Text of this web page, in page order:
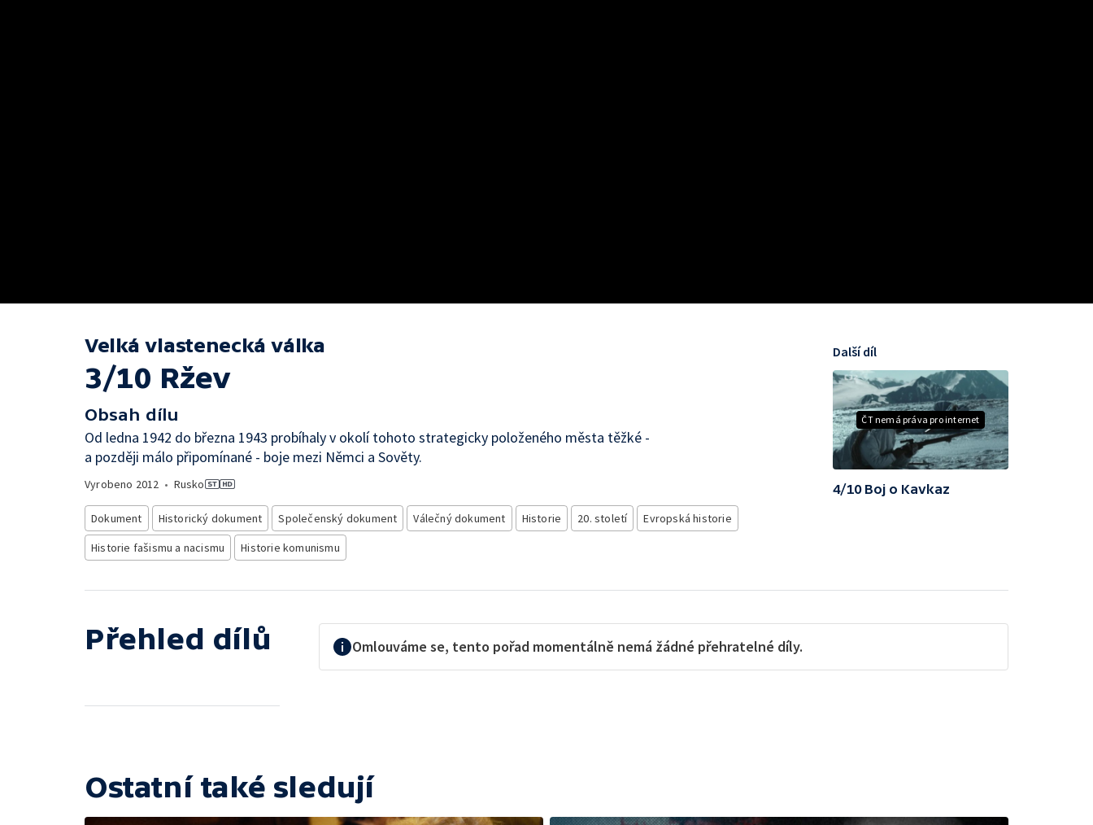
Velká vlastenecká válka
3/10 Ržev
Obsah dílu
Od ledna 1942 do března 1943 probíhaly v okolí tohoto strategicky položeného města těžké -
a později málo připomínané - boje mezi Němci a Sověty.
Vyrobeno 2012 • Rusko
Dokument Historický dokument Společenský dokument Válečný dokument Historie 20. století
Evropská historie
Historie fašismu a nacismu
Historie komunismu
ČT nemá práva pro internet
Další díl
4/10 Boj o Kavkaz
Přehled dílů Omlouváme se, tento pořad momentálně nemá žádné přehratelné díly.
Ostatní také sledují